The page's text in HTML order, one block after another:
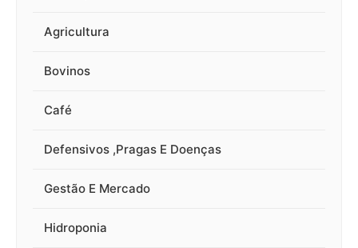
Agricultura
Bovinos
Café
Defensivos ,Pragas E Doenças
Gestão E Mercado
Hidroponia